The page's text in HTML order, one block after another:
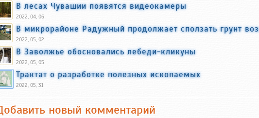
В лесах Чувашии появятся видеокамеры
2022, 04, 06
В микрорайоне Радужный продолжает сползать грунт
2022, 05, 02
В Заволжье обосновались лебеди-кликуны
2022, 05, 05
Трактат о разработке полезных ископаемых
2022, 05, 31
новый комментарий